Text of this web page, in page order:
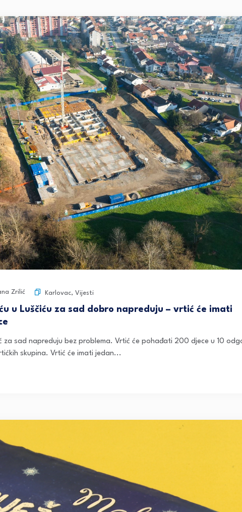
Zrilić Karlovac, Vijesti
u Luščiću za sad dobro napreduju – vrtić će imati
za sad napreduju bez problema. Vrtić će pohađati 200 djece u 10
skupina. Vrtić će imati jedan...